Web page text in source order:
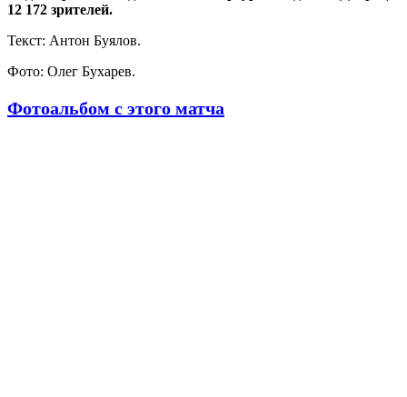
12 172 зрителей.
Текст: Антон Буялов.
Фото: Олег Бухарев.
Фотоальбом с этого матча